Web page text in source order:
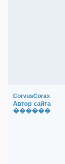
CorvusCorax
Автор сайта
������